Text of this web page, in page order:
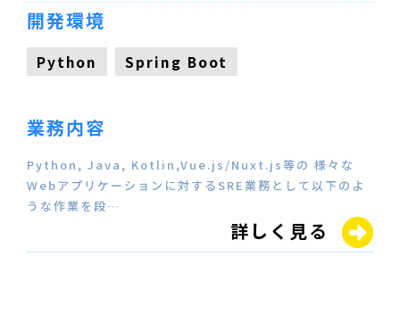
開発環境
Python Spring Boot
業務内容
Python, Java, Kotlin,Vue.js/Nuxt.js等の 様々な
Webアプリケーションに対するSRE業務として以下のよ
うな作業を段…
詳しく見る